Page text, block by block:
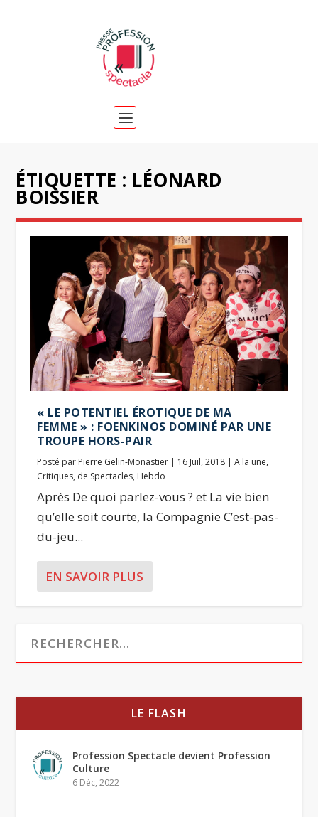
ÉTIQUETTE : LÉONARD
BOISSIER
« LE POTENTIEL ÉROTIQUE DE MA
FEMME » : FOENKINOS DOMINÉ PAR UNE
TROUPE HORS-PAIR
Posté par Pierre Gelin-Monastier | 16 Juil, 2018 |A la une,
Critiques, de Spectacles, Hebdo
Après De quoi parlez-vous ? et La vie bien
qu’elle soit courte, la Compagnie C’est-pas-
du-jeu...
EN SAVOIR PLUS
LE FLASH
Profession Spectacle devient Profession
Culture
6 Déc, 2022